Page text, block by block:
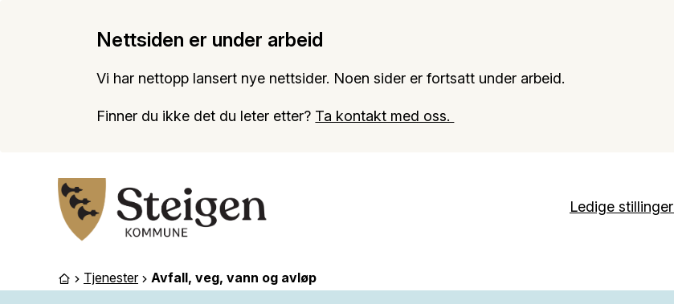
Nettsiden er under arbeid
Vi har nettopp lansert nye nettsider. Noen sider er fortsatt under arbeid.
Finner du ikke det du leter etter? Ta kontakt med oss.
Ledige stillinger
Du er her:
Forside
Tjenester Avfall, veg, vann og avløp